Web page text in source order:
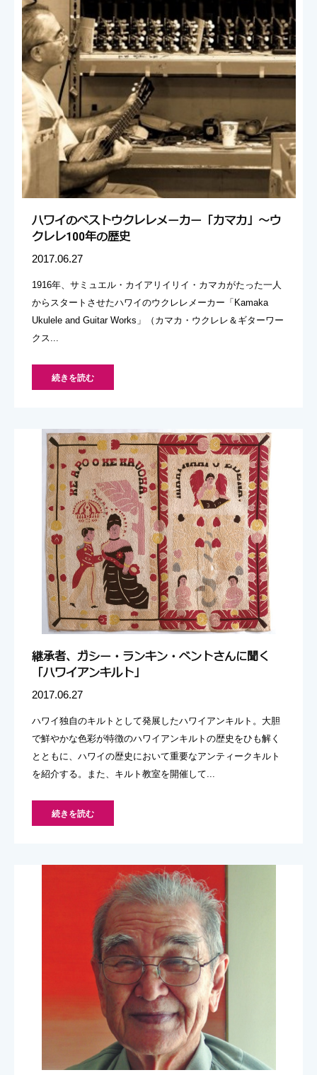
ハワイのベストウクレレメーカー「カマカ」～ウ
クレレ100年の歴史
2017.06.27
1916年、サミュエル・カイアリイリイ・カマカがたった一人
からスタートさせたハワイのウクレレメーカー「Kamaka
Ukulele and Guitar Works」（カマカ・ウクレレ＆ギターワー
クス...
続きを読む
継承者、ガシー・ランキン・ベントさんに聞く
「ハワイアンキルト」
2017.06.27
ハワイ独自のキルトとして発展したハワイアンキルト。大胆
で鮮やかな色彩が特徴のハワイアンキルトの歴史をひも解く
とともに、ハワイの歴史において重要なアンティークキルト
を紹介する。また、キルト教室を開催して...
続きを読む